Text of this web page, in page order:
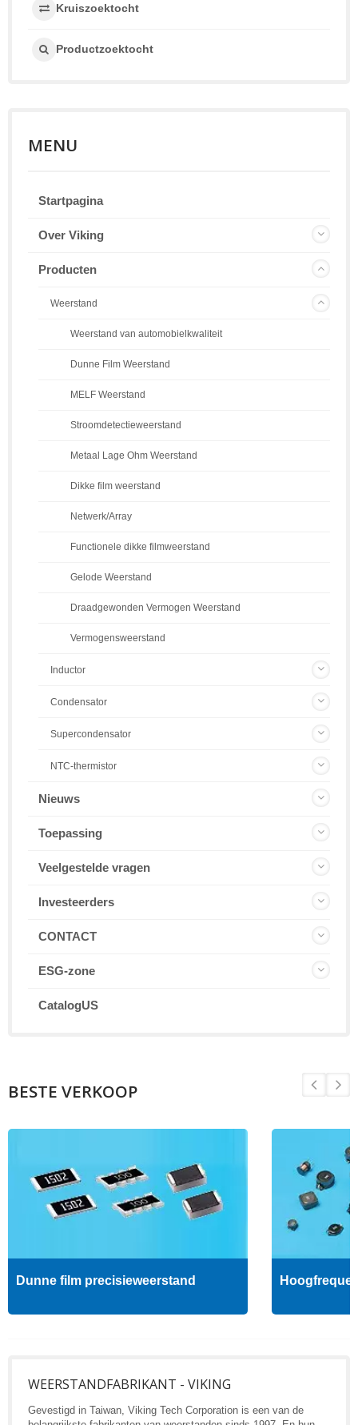
Kruiszoektocht
Productzoektocht
MENU
Startpagina
Over Viking
Producten
Weerstand
Weerstand van automobielkwaliteit
Dunne Film Weerstand
MELF Weerstand
Stroomdetectieweerstand
Metaal Lage Ohm Weerstand
Dikke film weerstand
Netwerk/Array
Functionele dikke filmweerstand
Gelode Weerstand
Draadgewonden Vermogen Weerstand
Vermogensweerstand
Inductor
Condensator
Supercondensator
NTC-thermistor
Nieuws
Toepassing
Veelgestelde vragen
Investeerders
CONTACT
ESG-zone
CatalogUS
BESTE VERKOOP
Dunne film precisieweerstand
WEERSTANDFABRIKANT - VIKING
Gevestigd in Taiwan, Viking Tech Corporation is een van de